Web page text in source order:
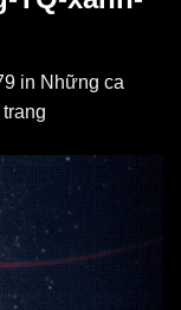
in Những ca